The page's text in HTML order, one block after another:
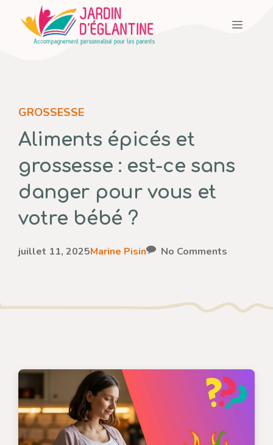
contenu
Menu
GROSSESSE
Aliments épicés et
grossesse : est-ce sans
danger pour vous et
votre bébé ?
juillet 11, 2025Marine Pisin No Comments